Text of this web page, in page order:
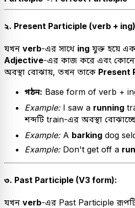
২. Present Participle (verb +
যখন verb-এর সাথে ing যুক্ত হয়ে
Adjective-এর কাজ করে এবং কোনো
অবস্থা বোঝায়, তখন তাকে Present
গঠন: Base form of verb +
Example:I saw a running
শব্দটি train-এর অবস্থা
Example:A barking dog
Example:Don't get off a
৩. Past Participle (V3 form):
যখন verb-এর Past Participle